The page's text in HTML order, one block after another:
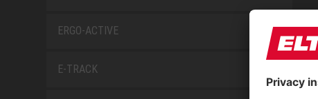
ERGO-ACTIVE
E-TRACK